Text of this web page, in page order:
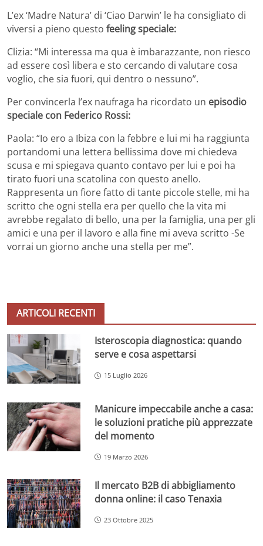
L’ex ‘Madre Natura’ di ‘Ciao Darwin’ le ha consigliato di
viversi a pieno questo feeling speciale:
Clizia: “Mi interessa ma qua è imbarazzante, non riesco
ad essere così libera e sto cercando di valutare cosa
voglio, che sia fuori, qui dentro o nessuno”.
Per convincerla l’ex naufraga ha ricordato un episodio
speciale con Federico Rossi:
Paola: “Io ero a Ibiza con la febbre e lui mi ha raggiunta
portandomi una lettera bellissima dove mi chiedeva
scusa e mi spiegava quanto contavo per lui e poi ha
tirato fuori una scatolina con questo anello.
Rappresenta un fiore fatto di tante piccole stelle, mi ha
scritto che ogni stella era per quello che la vita mi
avrebbe regalato di bello, una per la famiglia, una per gli
amici e una per il lavoro e alla fine mi aveva scritto -Se
vorrai un giorno anche una stella per me”.
ARTICOLI RECENTI
Isteroscopia diagnostica: quando
serve e cosa aspettarsi
15 Luglio 2026
Manicure impeccabile anche a casa:
le soluzioni pratiche più apprezzate
del momento
19 Marzo 2026
Il mercato B2B di abbigliamento
donna online: il caso Tenaxia
23 Ottobre 2025